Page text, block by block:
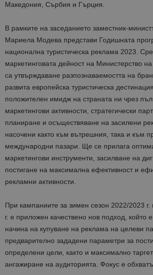
Македония, Сърбия и Гърция.
В рамките на заседанието заместник-
Мариела Модева представи Годишната
национална туристическа реклама 2023.
маркетинговата дейност на Министерство на
са утвърждаване разпознаваемостта на
развита европейска туристическа
положителен имидж на страната ни чрез
маркетингови активности, стратегически
планиране и осъществяване на засилени
насочени както към вътрешния, така и към
международни пазари. Ще се прилага
маркетингови инструменти, засилване на
постигане на максимална ефективност и
рекламни активности.
При кампаниите за зимен сезон 2022/2023
г. е приложен качествено нов подход, който
начина на купуване на реклама на целеви
предварително зададени параметри за
определени цели, както и максимално
ангажиране на аудиторията. Фокус е